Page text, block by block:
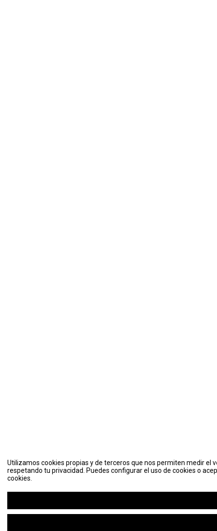
Utilizamos cookies propias y de terceros que nos permiten medir el
respetando tu privacidad. Puedes configurar el uso de cookies o
cookies.